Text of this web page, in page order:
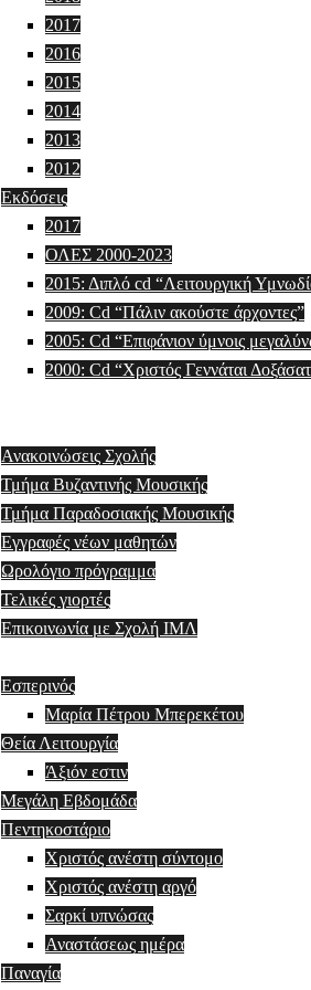
2017
2016
2015
2014
2013
2012
Εκδόσεις
2017
ΟΛΕΣ 2000-2023
2015: Διπλό cd “Λειτουργική
2009: Cd “Πάλιν ακούστε άρχοντες”
2005: Cd “Επιφάνιον ύμνοις
2000: Cd “Χριστός Γεννάται
Ανακοινώσεις Σχολής
Τμήμα Βυζαντινής Μουσικής
Τμήμα Παραδοσιακής Μουσικής
Εγγραφές νέων μαθητών
Ωρολόγιο πρόγραμμα
Τελικές γιορτές
Επικοινωνία με Σχολή ΙΜΛ
Εσπερινός
Μαρία Πέτρου Μπερεκέτου
Θεία Λειτουργία
Άξιόν εστιν
Μεγάλη Εβδομάδα
Πεντηκοστάριο
Χριστός ανέστη σύντομο
Χριστός ανέστη αργό
Σαρκί υπνώσας
Αναστάσεως ημέρα
Παναγία